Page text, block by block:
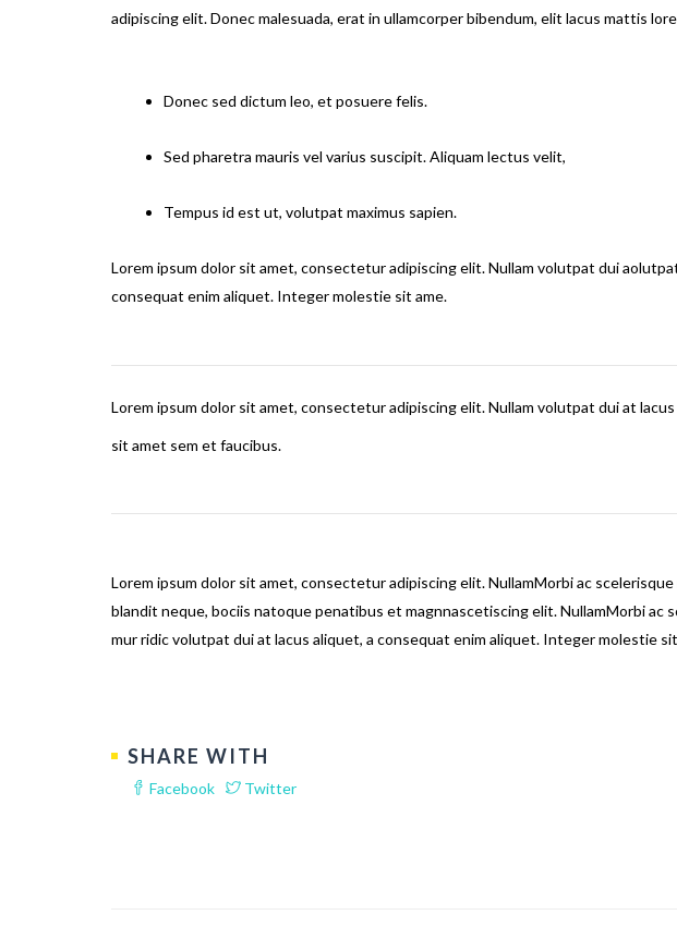
adipiscing elit. Donec malesuada, erat in ullamcorper bibendum, elit lacus mattis
Donec sed dictum leo, et posuere felis.
Sed pharetra mauris vel varius suscipit. Aliquam lectus velit,
Tempus id est ut, volutpat maximus sapien.
Lorem ipsum dolor sit amet, consectetur adipiscing elit. Nullam volutpat dui
consequat enim aliquet. Integer molestie sit ame.
Lorem ipsum dolor sit amet, consectetur adipiscing elit. Nullam volutpat dui at
sit amet sem et faucibus.
Lorem ipsum dolor sit amet, consectetur adipiscing elit. NullamMorbi ac
blandit neque, bociis natoque penatibus et magnnascetiscing elit. NullamMorbi ac
mur ridic volutpat dui at lacus aliquet, a consequat enim aliquet. Integer molestie
SHARE WITH
Facebook Twitter